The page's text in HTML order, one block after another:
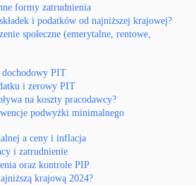
formy zatrudnienia
i podatków od najniższej krajowej?
społeczne (emerytalne, rentowe,
dochodowy PIT
i zerowy PIT
na koszty pracodawcy?
podwyżki minimalnego
a ceny i inflacja
i zatrudnienie
oraz kontrole PIP
krajową 2024?